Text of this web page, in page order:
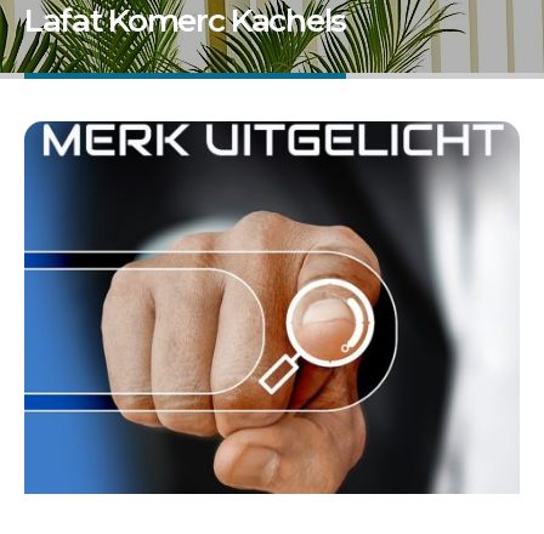
Lafat Komerc Kachels